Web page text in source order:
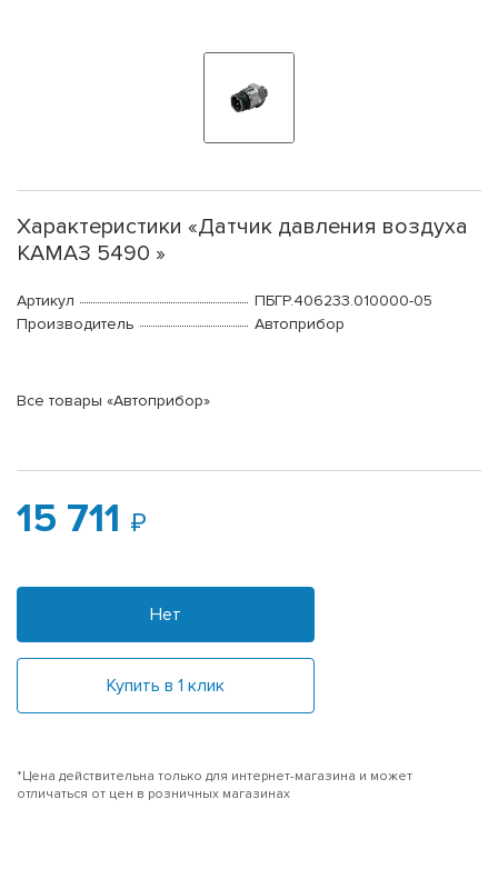
Характеристики «Датчик давления воздуха
КАМАЗ 5490 »
Артикул
ПБГР.406233.010000-05
Производитель
Автоприбор
Все товары «Автоприбор»
15 711
Нет
Купить в 1 клик
*Цена действительна только для интернет-магазина и может
отличаться от цен в розничных магазинах